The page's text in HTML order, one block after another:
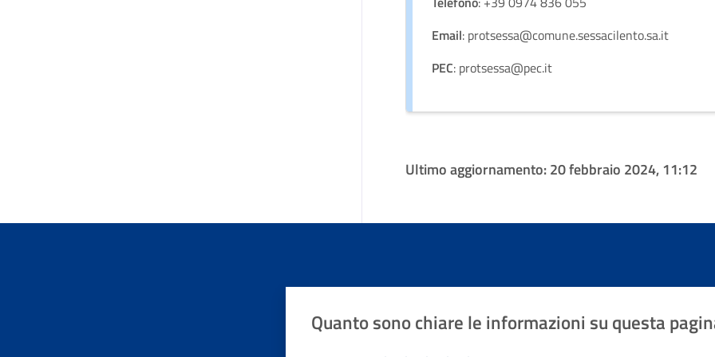
Email: protsessa@comune.sessacilento.sa.it
PEC: protsessa@pec.it
Ultimo aggiornamento:20 febbraio 2024, 11:12
Quanto sono chiare le informazioni su questa